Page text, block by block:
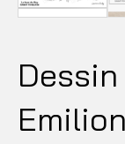
Emilion